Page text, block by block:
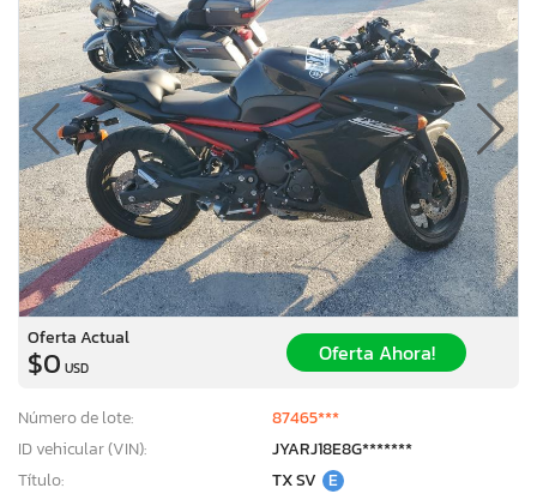
Oferta Actual
$0 USD
Oferta Ahora!
Número de lote:
87465***
ID vehicular (VIN):
JYARJ18E8G*******
Título:
TX SV E